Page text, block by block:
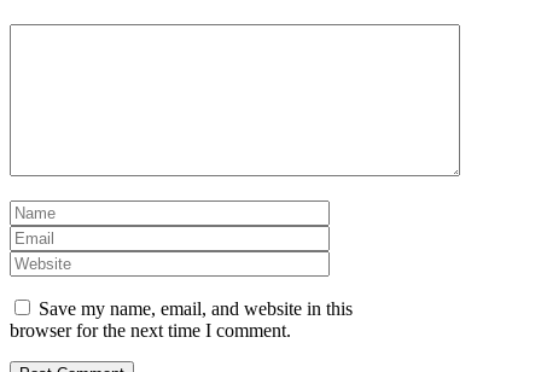
Name
Save my name, email, and website in this
browser for the next time I comment.